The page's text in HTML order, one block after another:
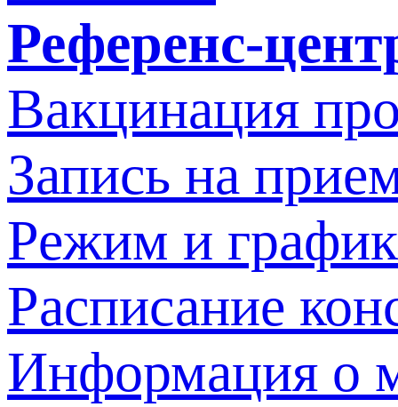
Референс-
Вакцинация
Запись на
Режим и
Расписание
Информация о